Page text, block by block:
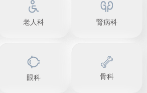
老人科 腎病科
眼科 骨科